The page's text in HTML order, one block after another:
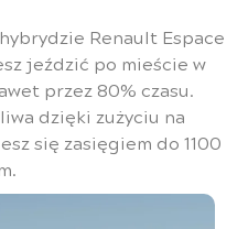
Renault Espace
jeździć po mieście w
przez 80% czasu.
dzięki zużyciu na
się zasięgiem do 1100